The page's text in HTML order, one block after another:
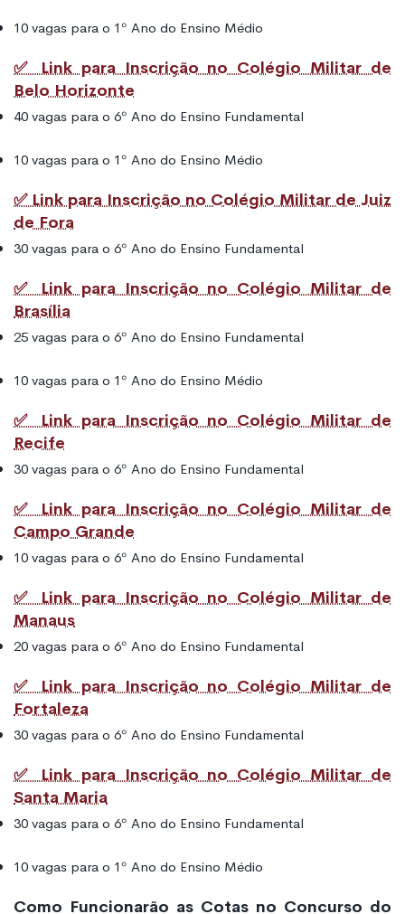
10 vagas para o 1º Ano do Ensino Médio
✅ Link para Inscrição no Colégio Militar de
Belo Horizonte
40 vagas para o 6º Ano do Ensino Fundamental
10 vagas para o 1º Ano do Ensino Médio
✅ Link para Inscrição no Colégio Militar de Juiz
de Fora
30 vagas para o 6º Ano do Ensino Fundamental
✅ Link para Inscrição no Colégio Militar de
Brasília
25 vagas para o 6º Ano do Ensino Fundamental
10 vagas para o 1º Ano do Ensino Médio
✅ Link para Inscrição no Colégio Militar de
Recife
30 vagas para o 6º Ano do Ensino Fundamental
✅ Link para Inscrição no Colégio Militar de
Campo Grande
10 vagas para o 6º Ano do Ensino Fundamental
✅ Link para Inscrição no Colégio Militar de
Manaus
20 vagas para o 6º Ano do Ensino Fundamental
✅ Link para Inscrição no Colégio Militar de
Fortaleza
30 vagas para o 6º Ano do Ensino Fundamental
✅ Link para Inscrição no Colégio Militar de
Santa Maria
30 vagas para o 6º Ano do Ensino Fundamental
10 vagas para o 1º Ano do Ensino Médio
Como Funcionarão as Cotas no Concurso do